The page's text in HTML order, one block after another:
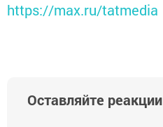
https://max.ru/tatmedia
Оставляйте реакции